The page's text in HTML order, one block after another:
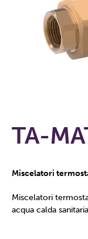
TA-
Miscelatori
Miscelatori
acqua calda